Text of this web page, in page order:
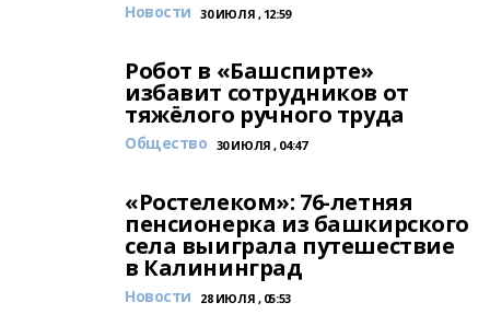
Новости 30 ИЮЛЯ , 12:59
Робот в «Башспирте»
избавит сотрудников от
тяжёлого ручного труда
Общество 30 ИЮЛЯ , 04:47
«Ростелеком»: 76-летняя
пенсионерка из башкирского
села выиграла путешествие
в Калининград
Новости 28 ИЮЛЯ , 05:53